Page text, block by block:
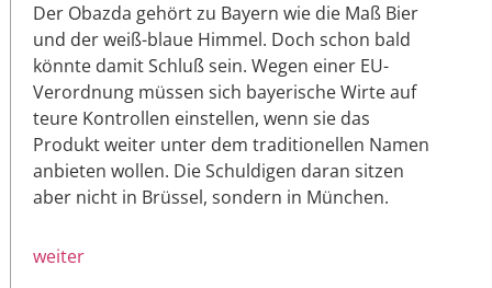
Der Obazda gehört zu Bayern wie die Maß Bier
und der weiß-blaue Himmel. Doch schon bald
könnte damit Schluß sein. Wegen einer EU-
Verordnung müssen sich bayerische Wirte auf
teure Kontrollen einstellen, wenn sie das
Produkt weiter unter dem traditionellen Namen
anbieten wollen. Die Schuldigen daran sitzen
aber nicht in Brüssel, sondern in München.
weiter